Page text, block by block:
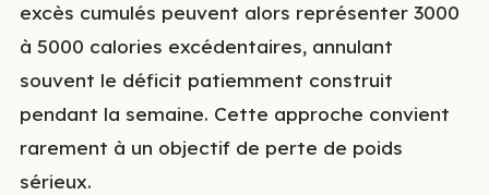
excès cumulés peuvent alors représenter 3000
à 5000 calories excédentaires, annulant
souvent le déficit patiemment construit
pendant la semaine. Cette approche convient
rarement à un objectif de perte de poids
sérieux.